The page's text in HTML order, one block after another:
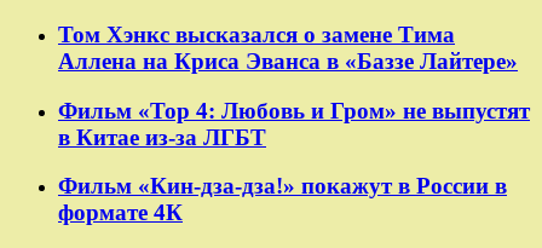
Том Хэнкс высказался о замене Тима
Аллена на Криса Эванса в «Баззе Лайтере»
Фильм «Тор 4: Любовь и Гром» не выпустят
в Китае из-за ЛГБТ
Фильм «Кин-дза-дза!» покажут в России в
формате 4К